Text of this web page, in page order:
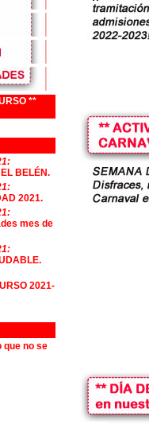
**
BELÉN.
2021.
mes de
2021-
no se